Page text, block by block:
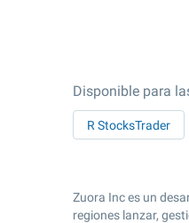
Disponible para
R StocksTrader
Zuora Inc es un
regiones lanzar,